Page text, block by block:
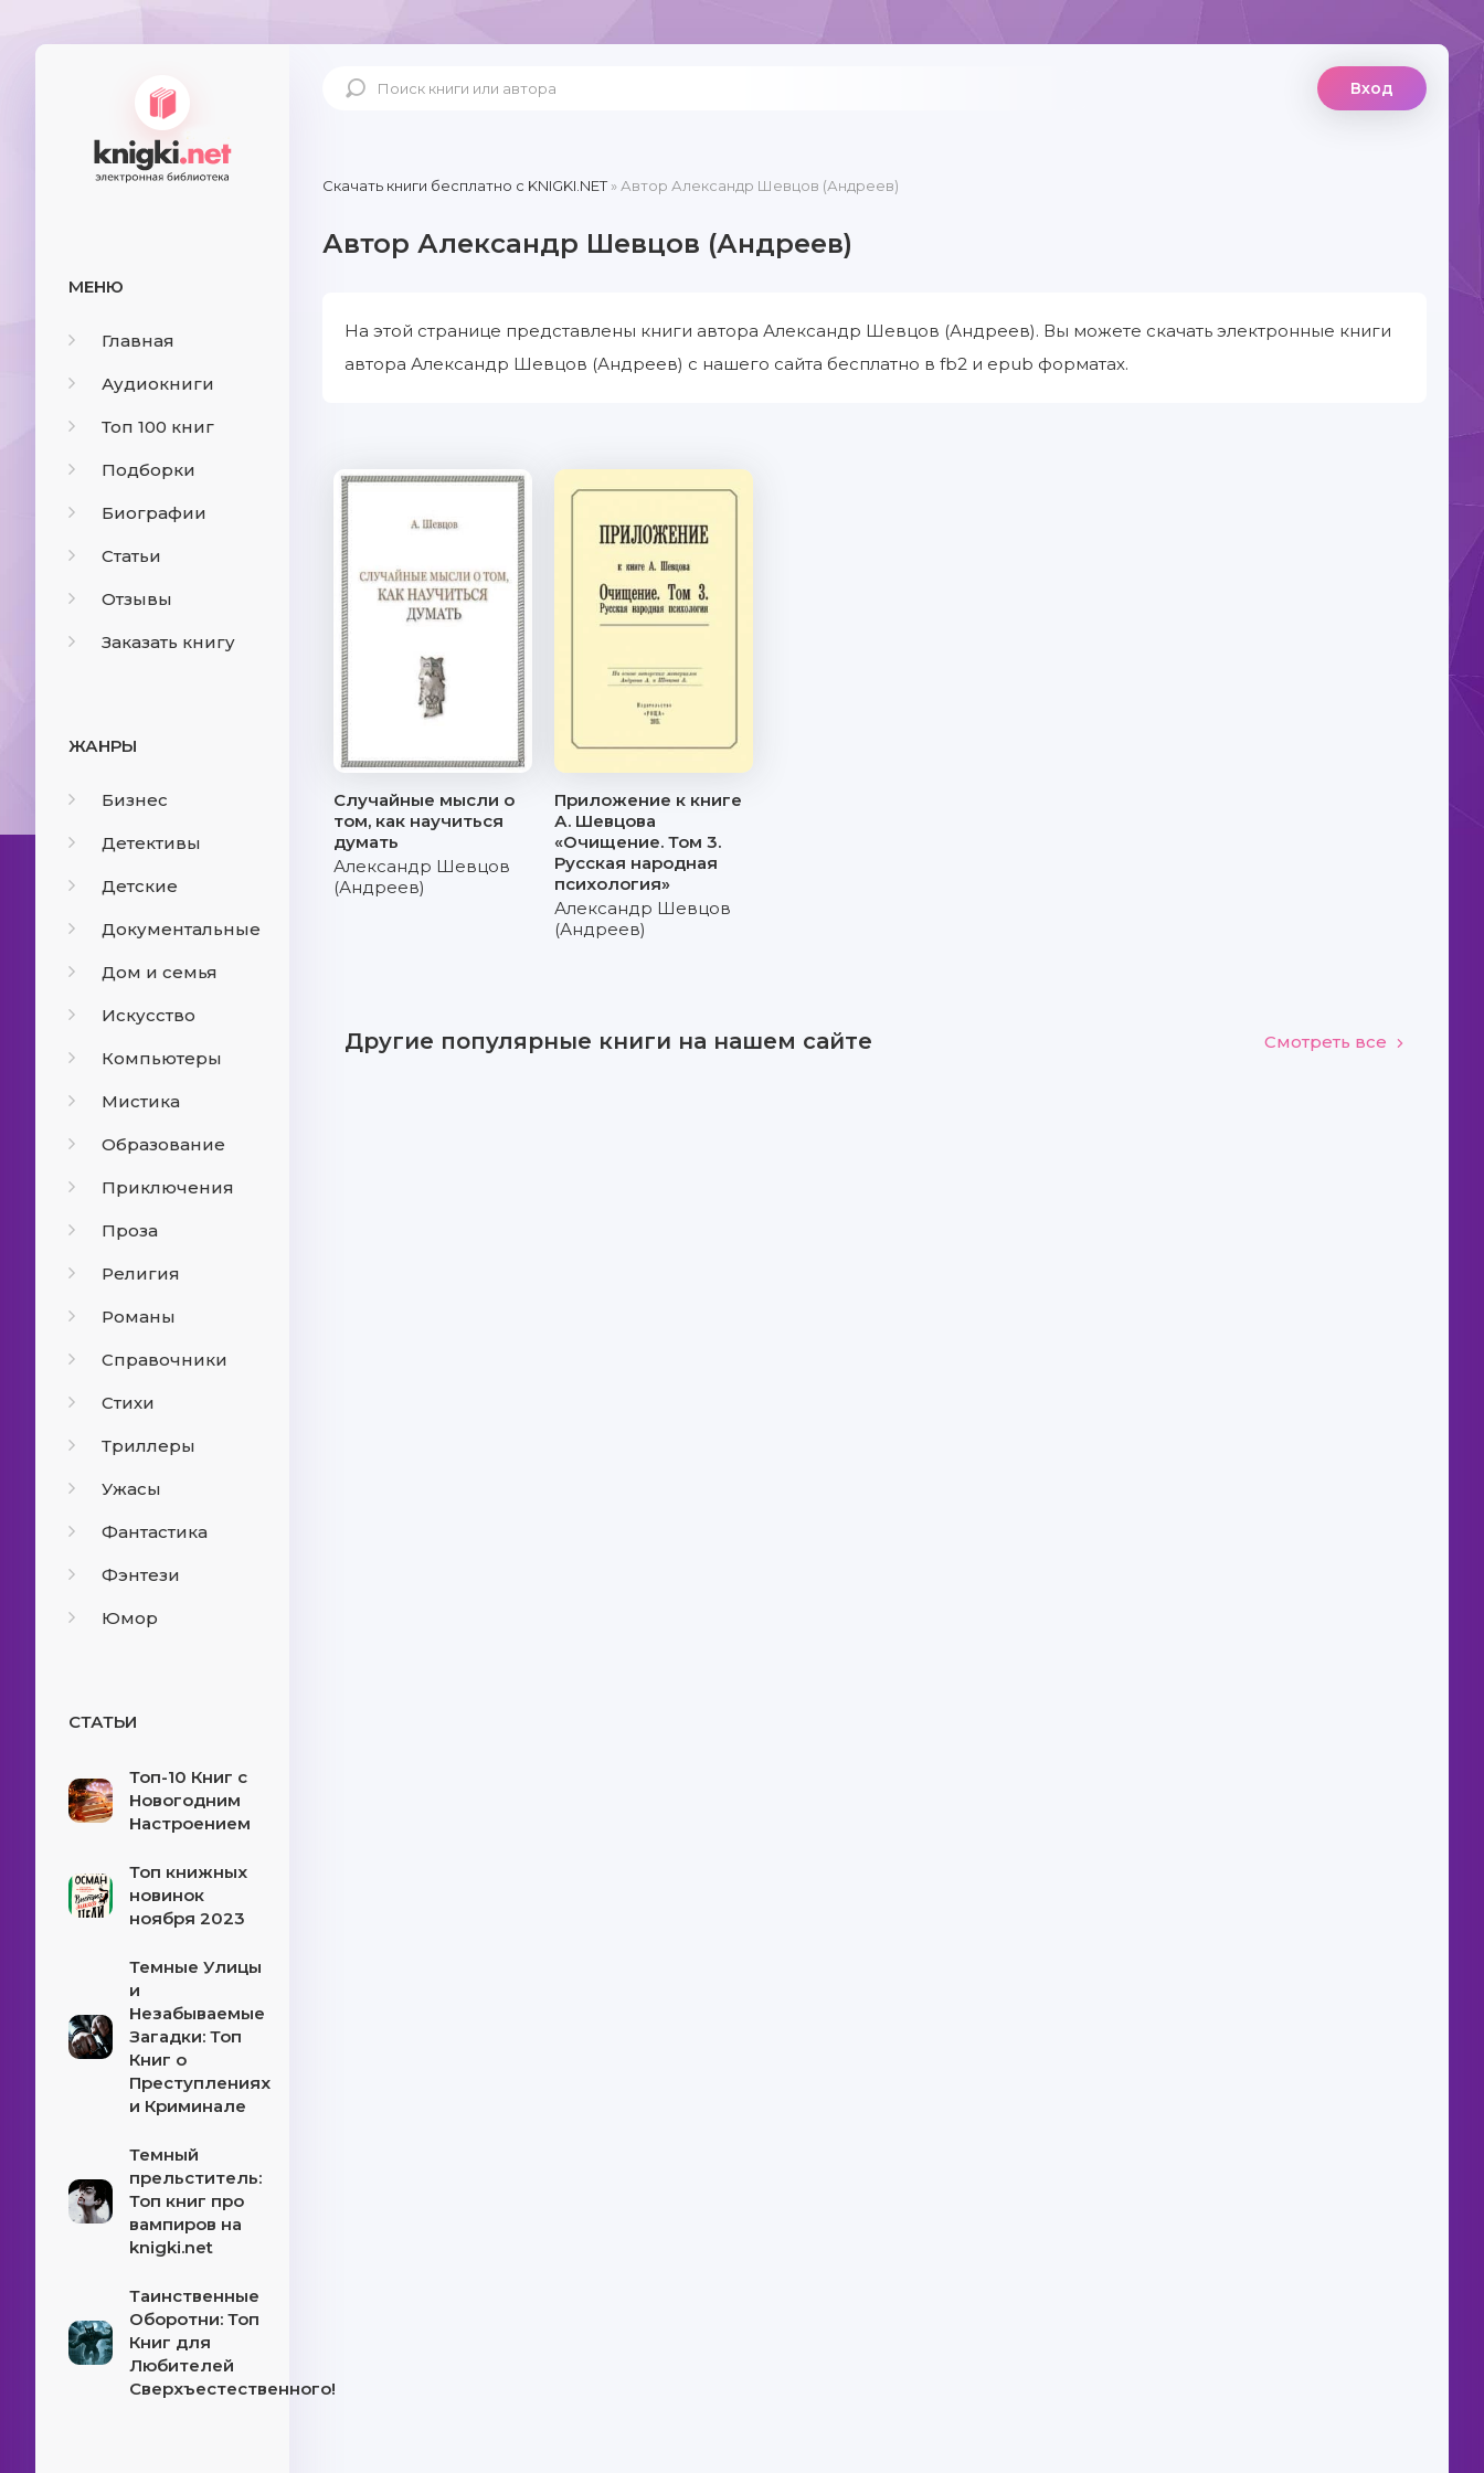
МЕНЮ
Главная
Аудиокниги
Топ 100 книг
Подборки
Биографии
Статьи
Отзывы
Заказать книгу
ЖАНРЫ
Бизнес
Детективы
Детские
Документальные
Дом и семья
Искусство
Компьютеры
Мистика
Образование
Приключения
Проза
Религия
Романы
Справочники
Стихи
Триллеры
Ужасы
Фантастика
Фэнтези
Юмор
СТАТЬИ
Топ-10 Книг с
Новогодним
Настроением
Топ книжных
новинок
ноября 2023
Темные Улицы
и
Незабываемые
Загадки: Топ
Книг о
Преступлениях
и Криминале
Темный
прельститель:
Топ книг про
вампиров на
knigki.net
Таинственные
Оборотни: Топ
Книг для
Любителей
Сверхъестественного!
Вход
Скачать книги бесплатно c KNIGKI.NET» Автор Александр Шевцов (Андреев)
Автор Александр Шевцов (Андреев)
На этой странице представлены книги автора Александр Шевцов (Андреев). Вы можете скачать электронные книги
автора Александр Шевцов (Андреев) с нашего сайта бесплатно в fb2 и epub форматах.
Случайные мысли о
том, как научиться
думать
Александр Шевцов
(Андреев)
Приложение к книге
А. Шевцова
«Очищение. Том 3.
Русская народная
психология»
Александр Шевцов
(Андреев)
Другие популярные книги на нашем сайте Смотреть все